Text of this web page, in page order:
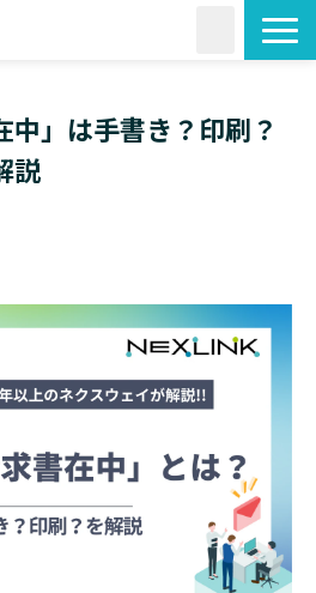
活用シーン
料金・形状
中」は手書き？印刷？
説